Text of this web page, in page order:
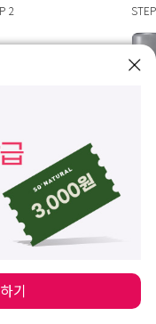
2
커버
림
촘촘하게
싱 커버 크림
STEP
메이크업
메이크업 세팅
기